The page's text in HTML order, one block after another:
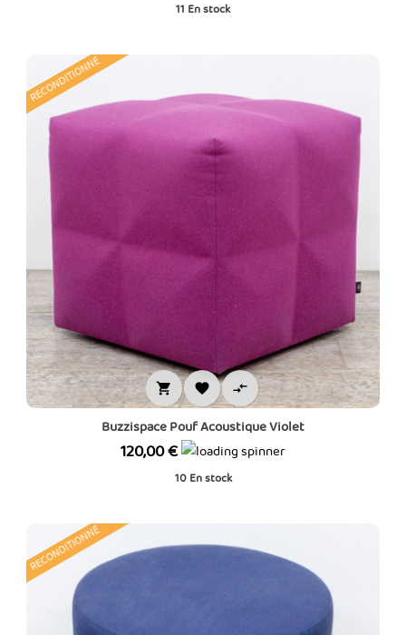
11 En stock
RECONDITIONNÉ
  
Buzzispace Pouf Acoustique Violet
Prix
120,00 €
10 En stock
RECONDITIONNÉ